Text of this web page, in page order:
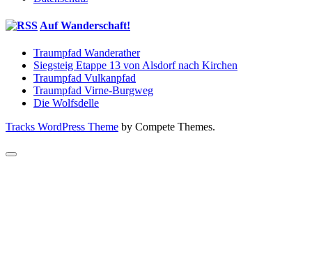
Hennef
Auf Wanderschaft!
Traumpfad Wanderather
Siegsteig Etappe 13 von Alsdorf nach Kirchen
Traumpfad Vulkanpfad
Traumpfad Virne-Burgweg
Die Wolfsdelle
Tracks WordPress Theme by Compete Themes.